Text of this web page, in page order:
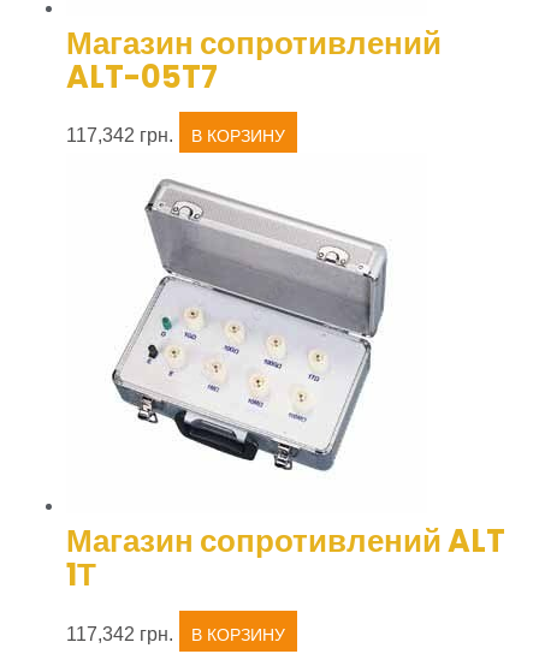
Магазин сопротивлений
ALT-05T7
117,342 грн. В КОРЗИНУ
Магазин сопротивлений ALT
1Т
117,342 грн. В КОРЗИНУ